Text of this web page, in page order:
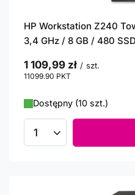
HP Workstation Z240
3,4 GHz / 8 GB / 480
1 109,99 zł / szt.
11099.90 PKT
Dostępny (10 szt.)
Ilość produktów